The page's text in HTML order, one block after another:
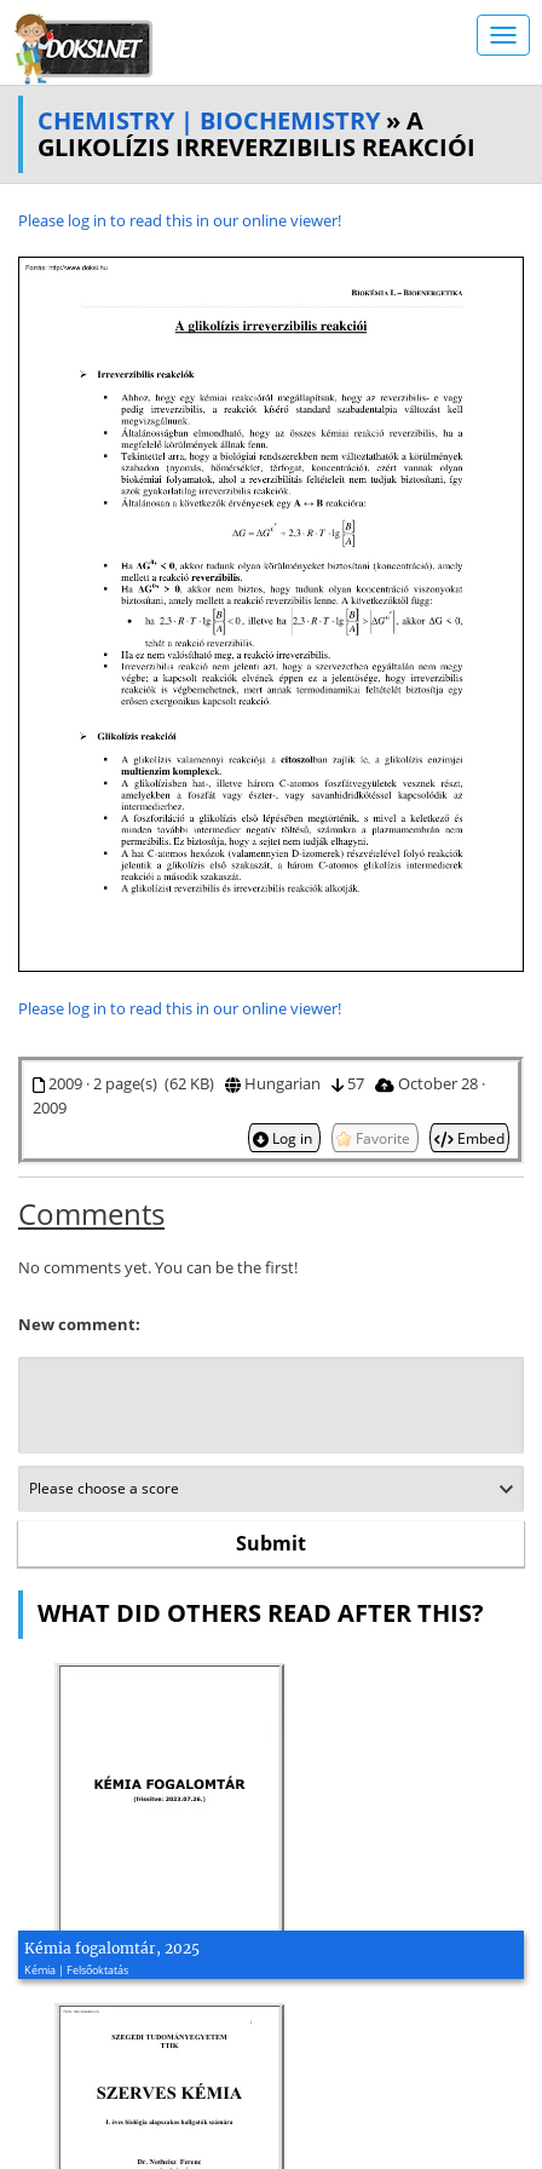
CHEMISTRY | BIOCHEMISTRY» A
GLIKOLÍZIS IRREVERZIBILIS REAKCIÓI
Please log in to read this in our online viewer!
Please log in to read this in our online viewer!
2009 · 2 page(s) (62 KB) Hungarian 57
October 28 ·
2009
Log in Favorite Embed
Comments
No comments yet. You can be the first!
New comment:
WHAT DID OTHERS READ AFTER THIS?
Kémia fogalomtár, 2025
Kémia | Felsőoktatás